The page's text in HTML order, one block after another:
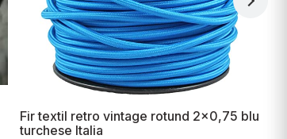
Fir textil retro vintage rotund 2x0,75 blu
turchese Italia